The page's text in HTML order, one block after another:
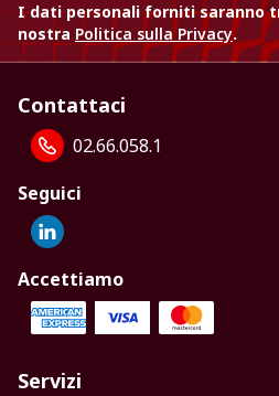
I dati personali forniti saranno
nostra Politica sulla Privacy.
Contattaci
02.66.058.1
Seguici
Accettiamo
Servizi